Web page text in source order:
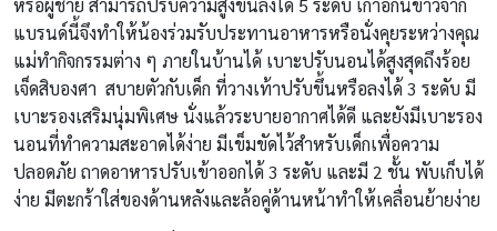
หรือผู้ชาย สามารถปรับความสูงขึ้นลงได้ 5 ระดับ เก้าอี้กินข้าวจาก
แบรนด์นี้จึงทำให้น้องร่วมรับประทานอาหารหรือนั่งคุยระหว่างคุณ
แม่ทำกิจกรรมต่าง ๆ ภายในบ้านได้ เบาะปรับนอนได้สูงสุดถึงร้อย
เจ็ดสิบองศา สบายตัวกับเด็ก ที่วางเท้าปรับขึ้นหรือลงได้ 3 ระดับ มี
เบาะรองเสริมนุ่มพิเศษ นั่งแล้วระบายอากาศได้ดี และยังมีเบาะรอง
นอนที่ทำความสะอาดได้ง่าย มีเข็มขัดไว้สำหรับเด็กเพื่อความ
ปลอดภัย ถาดอาหารปรับเข้าออกได้ 3 ระดับ และมี 2 ชั้น พับเก็บได้
ง่าย มีตะกร้าใส่ของด้านหลังและล้อคู่ด้านหน้าทำให้เคลื่อนย้ายง่าย